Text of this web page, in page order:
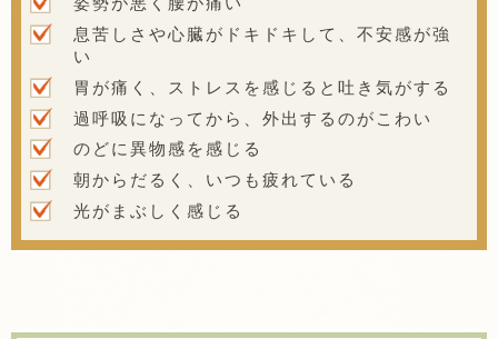
息苦しさや心臓がドキドキして、不安感が強
い
胃が痛く、ストレスを感じると吐き気がする
過呼吸になってから、外出するのがこわい
のどに異物感を感じる
朝からだるく、いつも疲れている
光がまぶしく感じる